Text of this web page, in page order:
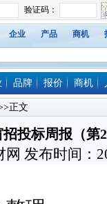
企业 产品 商机
品牌 报价 商机
正文
投标周报（第
发布时间：